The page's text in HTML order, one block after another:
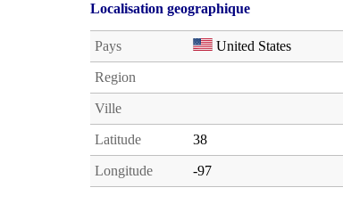
Localisation geographique
Pays United States
Region
Ville
Latitude 38
Longitude -97